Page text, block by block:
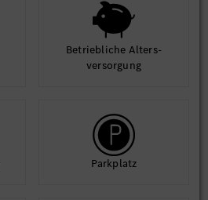
Betrieb­liche Alters­
ver­sorgung
Park­platz